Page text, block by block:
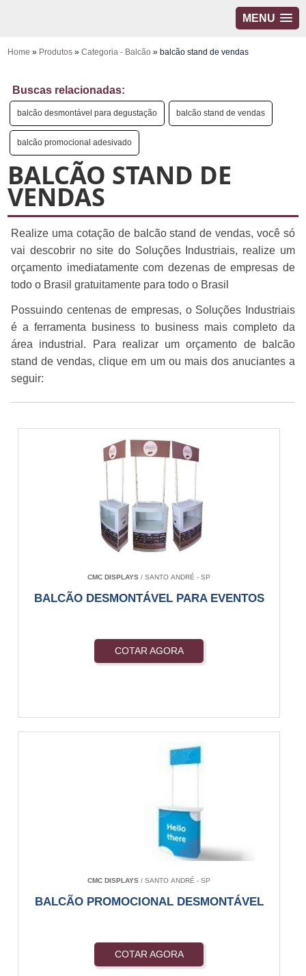
MENU
Home » Produtos »Categoria - Balcão » balcão stand de vendas
Buscas relacionadas:
balcão desmontável para degustação balcão stand de vendas
balcão promocional adesivado
BALCÃO STAND DE
VENDAS
Realize uma cotação de balcão stand de vendas, você só
vai descobrir no site do Soluções Industriais, realize um
orçamento imediatamente com dezenas de empresas de
todo o Brasil gratuitamente para todo o Brasil
Possuindo centenas de empresas, o Soluções Industriais
é a ferramenta business to business mais completo da
área industrial. Para realizar um orçamento de balcão
stand de vendas, clique em um ou mais dos anuciantes a
seguir:
CMC DISPLAYS / SANTO ANDRÉ - SP
BALCÃO DESMONTÁVEL PARA EVENTOS
COTAR AGORA
CMC DISPLAYS / SANTO ANDRÉ - SP
BALCÃO PROMOCIONAL DESMONTÁVEL
COTAR AGORA